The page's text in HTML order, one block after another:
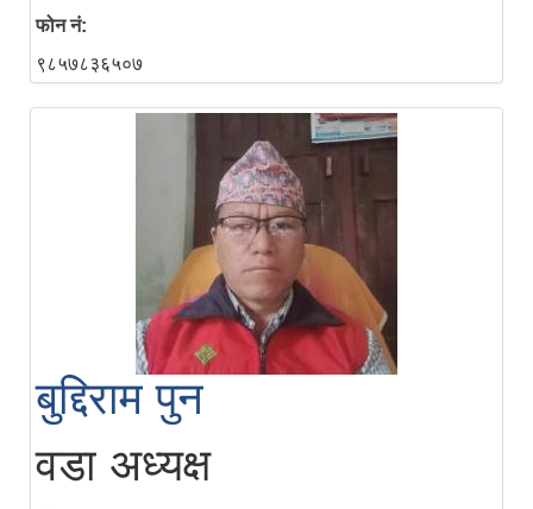
फोन नं:
९८५७८३६५०७
बुद्दिराम पुन
वडा अध्यक्ष